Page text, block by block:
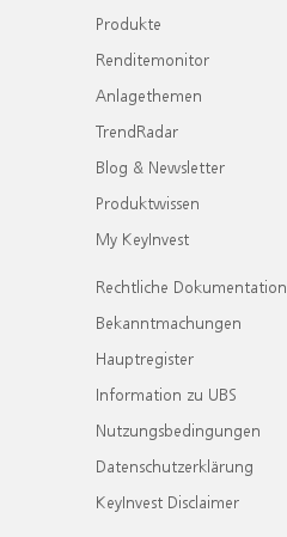
Produkte
Renditemonitor
Anlagethemen
TrendRadar
Blog & Newsletter
Produktwissen
My KeyInvest
Rechtliche Dokumentation
Bekanntmachungen
Hauptregister
Information zu UBS
Nutzungsbedingungen
Datenschutzerklärung
KeyInvest Disclaimer